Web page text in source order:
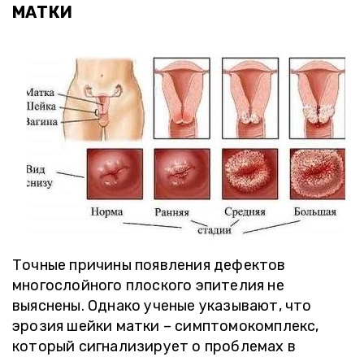
МАТКИ
Точные причины появления дефектов
многослойного плоского эпителия не
выяснены. Однако ученые указывают, что
эрозия шейки матки – симптомокомплекс,
который сигнализирует о проблемах в